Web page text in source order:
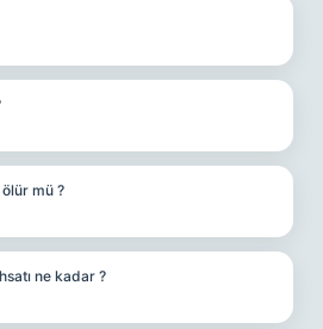
mü ?
ne kadar ?